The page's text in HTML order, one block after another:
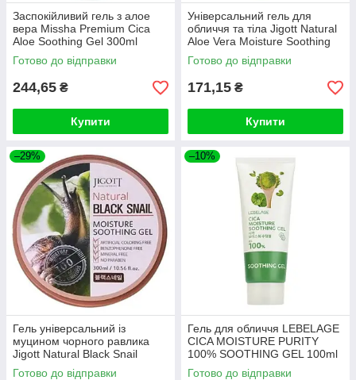
Заспокійливий гель з алое
вера Missha Premium Cica
Aloe Soothing Gel 300ml
Готово до відправки
244,65 ₴
Купити
Універсальний гель для
обличчя та тіла Jigott Natural
Aloe Vera Moisture Soothing
Gel 300ml
Готово до відправки
171,15 ₴
Купити
–29%
Гель універсальний із
муцином чорного равлика
Jigott Natural Black Snail
Moisture Soothing Gel 300g
Готово до відправки
–10%
Гель для обличчя LEBELAGE
CICA MOISTURE PURITY
100% SOOTHING GEL 100ml
Готово до відправки